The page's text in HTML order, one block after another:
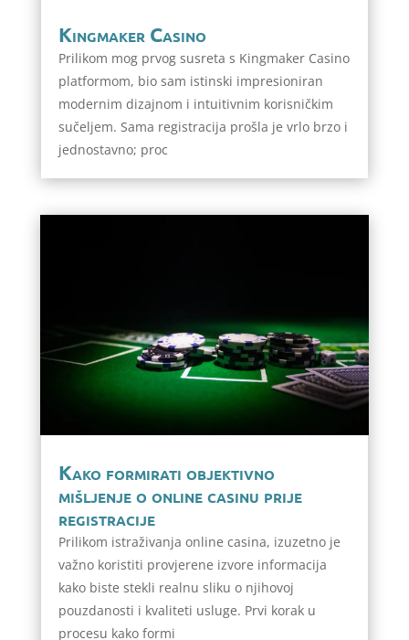
Kingmaker Casino
Prilikom mog prvog susreta s Kingmaker Casino
platformom, bio sam istinski impresioniran
modernim dizajnom i intuitivnim korisničkim
sučeljem. Sama registracija prošla je vrlo brzo i
jednostavno; proc
Kako formirati objektivno
mišljenje o online casinu prije
registracije
Prilikom istraživanja online casina, izuzetno je
važno koristiti provjerene izvore informacija
kako biste stekli realnu sliku o njihovoj
pouzdanosti i kvaliteti usluge. Prvi korak u
procesu kako formi